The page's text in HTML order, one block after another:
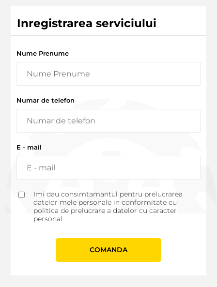
Inregistrarea serviciului
Nume Prenume
Numar de telefon
E - mail
Imi dau consimtamantul pentru prelucrarea
datelor mele personale in conformitate cu
politica de prelucrare a datelor cu caracter
personal.
СOMANDA